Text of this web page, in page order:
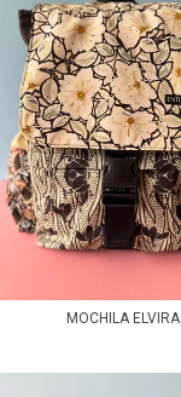
MOCHILA ELVIRA